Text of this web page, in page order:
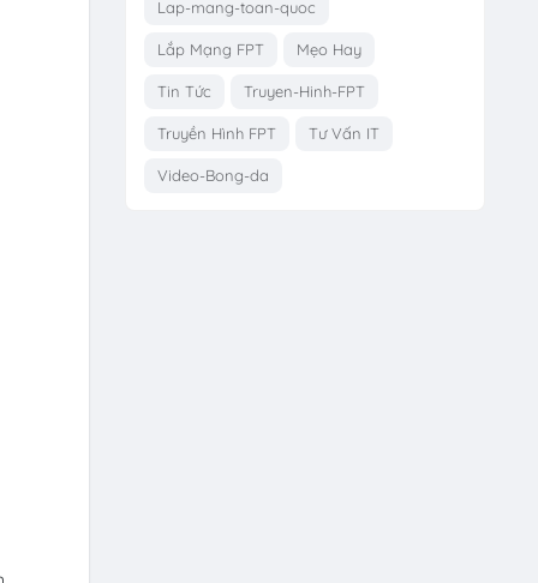
Lap-mang-toan-quoc
Lắp Mạng FPT Mẹo Hay
Tin Tức Truyen-Hinh-FPT
Truyền Hình FPT Tư Vấn IT
Video-Bong-da